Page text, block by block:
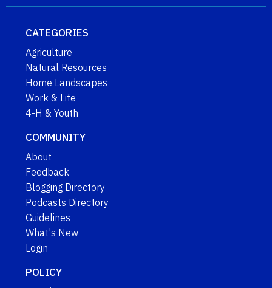
CATEGORIES
Agriculture
Natural Resources
Home Landscapes
Work & Life
4-H & Youth
COMMUNITY
About
Feedback
Blogging Directory
Podcasts Directory
Guidelines
What's New
Login
POLICY